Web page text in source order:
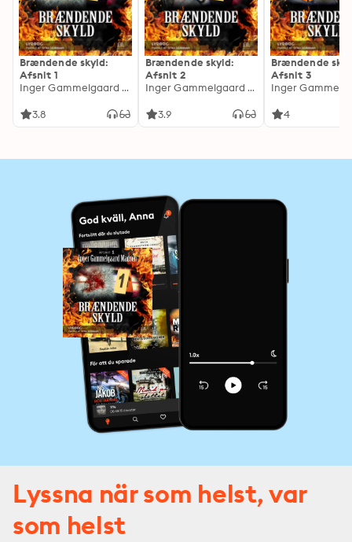
Brændende skyld:
Afsnit 1
Inger Gammelgaard Madsen
3.8
Brændende skyld:
Afsnit 2
Inger Gammelgaard Madsen
3.9
Brændende
Afsnit 3
4
Lyssna när som helst, var
som helst